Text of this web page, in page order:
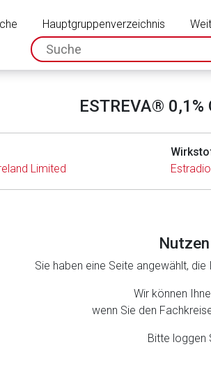
Hauptgruppenverzeichnis
spc.search.input.placeholder
ESTREVA® 0,1%
Limited
Sie haben eine Seite angewählt,
Wir können
wenn Sie den
Bitte loggen
Seite
Link öffnet eine externe Web-Seite.